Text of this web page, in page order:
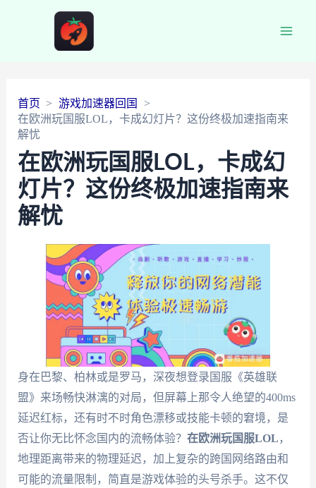
首页
游戏加速器回国
在欧洲玩国服LOL，卡成幻灯片？这份终极加速指南来
解忧
在欧洲玩国服LOL，卡成幻
灯片？这份终极加速指南来
解忧
身在巴黎、柏林或是罗马，深夜想登录国服《英雄联
盟》来场畅快淋漓的对局，但屏幕上那令人绝望的400ms
延迟红标，还有时不时角色漂移或技能卡顿的窘境，是
否让你无比怀念国内的流畅体验？ 在欧洲玩国服LOL ，
地理距离带来的物理延迟，加上复杂的跨国网络路由和
可能的流量限制，简直是游戏体验的头号杀手。这不仅